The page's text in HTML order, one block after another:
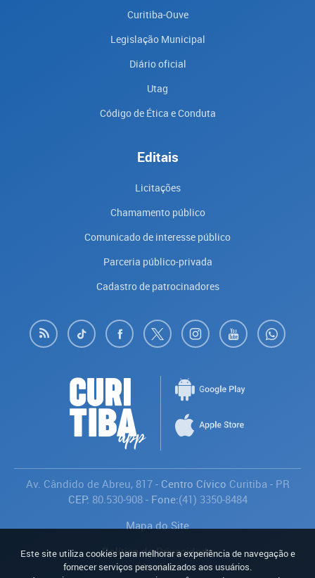
Curitiba-Ouve
Legislação Municipal
Diário oficial
Utag
Código de Ética e Conduta
Editais
Licitações
Chamamento público
Comunicado de interesse público
Parceria público-privada
Cadastro de patrocinadores
Av. Cândido de Abreu, 817- Centro Cívico Curitiba- PR
CEP: 80.530-908- Fone:(41) 3350-8484
Mapa do Site
Política de Privacidade
Avaliar
Este site utiliza cookies para melhorar a experiência de navegação e
fornecer serviços personalizados aos usuários.